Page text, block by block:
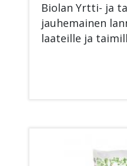
Bio­lan Yrt­ti- ja
jau­he­mai­nen
laa­teil­le ja